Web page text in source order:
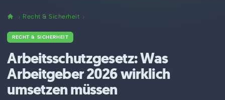
Recht & Sicherheit
RECHT & SICHERHEIT
Arbeitsschutzgesetz: Was
Arbeitgeber 2026 wirklich
umsetzen müssen